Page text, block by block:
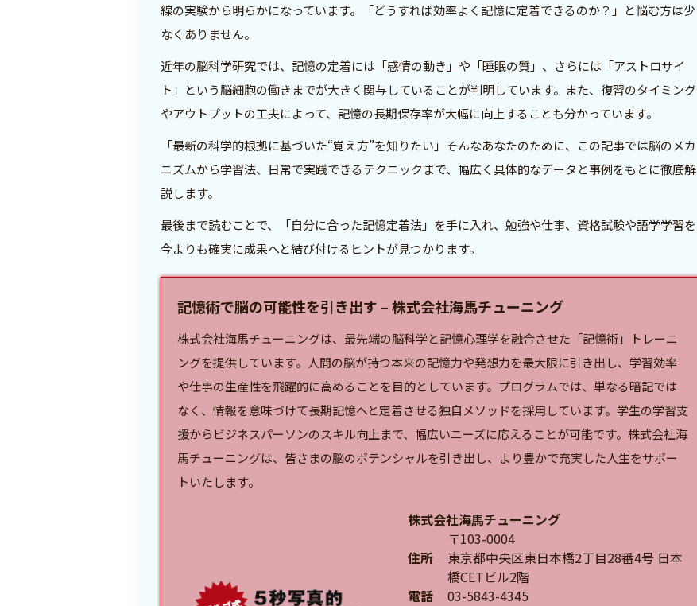
線の実験から明らかになっています。「どうすれば効率よく記憶に定着できるのか？」と悩む方は少
なくありません。
近年の脳科学研究では、記憶の定着には「感情の動き」や「睡眠の質」、さらには「アストロサイ
ト」という脳細胞の働きまでが大きく関与していることが判明しています。また、復習のタイミング
やアウトプットの工夫によって、記憶の長期保存率が大幅に向上することも分かっています。
「最新の科学的根拠に基づいた“覚え方”を知りたい」――そんなあなたのために、この記事では脳のメカ
ニズムから学習法、日常で実践できるテクニックまで、幅広く具体的なデータと事例をもとに徹底解
説します。
最後まで読むことで、「自分に合った記憶定着法」を手に入れ、勉強や仕事、資格試験や語学学習を
今よりも確実に成果へと結び付けるヒントが見つかります。
記憶術で脳の可能性を引き出す – 株式会社海馬チューニング
株式会社海馬チューニングは、最先端の脳科学と記憶心理学を融合させた「記憶術」トレーニ
ングを提供しています。人間の脳が持つ本来の記憶力や発想力を最大限に引き出し、学習効率
や仕事の生産性を飛躍的に高めることを目的としています。プログラムでは、単なる暗記では
なく、情報を意味づけて長期記憶へと定着させる独自メソッドを採用しています。学生の学習支
援からビジネスパーソンのスキル向上まで、幅広いニーズに応えることが可能です。株式会社海
馬チューニングは、皆さまの脳のポテンシャルを引き出し、より豊かで充実した人生をサポー
トいたします。
株式会社海馬チューニング
住所
〒103-0004
東京都中央区東日本橋2丁目28番4号 日本
橋CETビル2階
電話
03-5843-4345